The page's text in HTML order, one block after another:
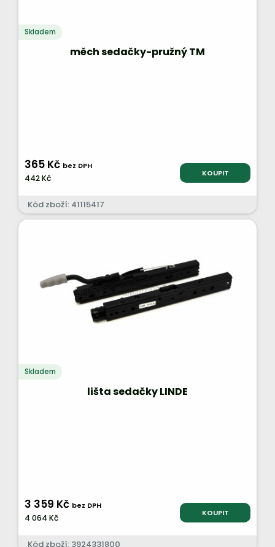
Skladem
měch sedačky-pružný TM
365 Kč bez DPH
442 Kč KOUPIT
Kód zboží: 41115417
Skladem
lišta sedačky LINDE
3 359 Kč bez DPH
4 064 Kč KOUPIT
Kód zboží: 3924331800